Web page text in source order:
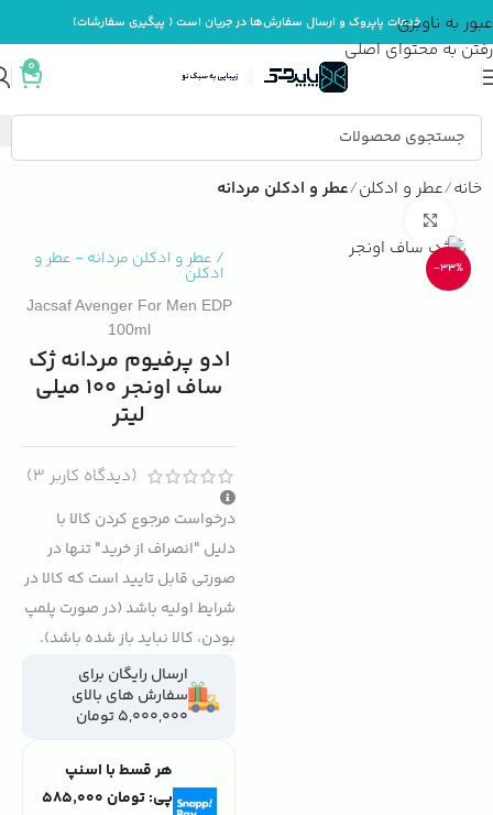
عبور به ناوبری
رفتن به محتوای اصلی
خدمات پاپروک و ارسال سفارش‌ها در جریان است ( پیگیری سفارشات)
0
خانه عطر و ادکلن عطر و ادکلن مردانه
-33%
/ عطر و ادکلن مردانه- عطر و
ادکلن
Jacsaf Avenger For Men EDP
100ml
ادو پرفیوم مردانه ژک
ساف اونجر 100 میلی
لیتر
(دیدگاه کاربر 3
)
درخواست مرجوع کردن کالا با
دلیل "انصراف از خرید" تنها در
صورتی قابل تایید است که کالا در
شرایط اولیه باشد (در صورت پلمپ
بودن، کالا نباید باز شده باشد).
ارسال رایگان برای
سفارش های بالای
5,000,000 تومان
هر قسط با اسنپ
پی:تومان ۵۸۵٬۰۰۰